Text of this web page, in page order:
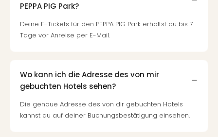
PEPPA PIG Park?
Deine E-Tickets für den PEPPA PIG Park erhältst du bis 7
Tage vor Anreise per E-Mail.
Wo kann ich die Adresse des von mir
gebuchten Hotels sehen?
Die genaue Adresse des von dir gebuchten Hotels
kannst du auf deiner Buchungsbestätigung einsehen.